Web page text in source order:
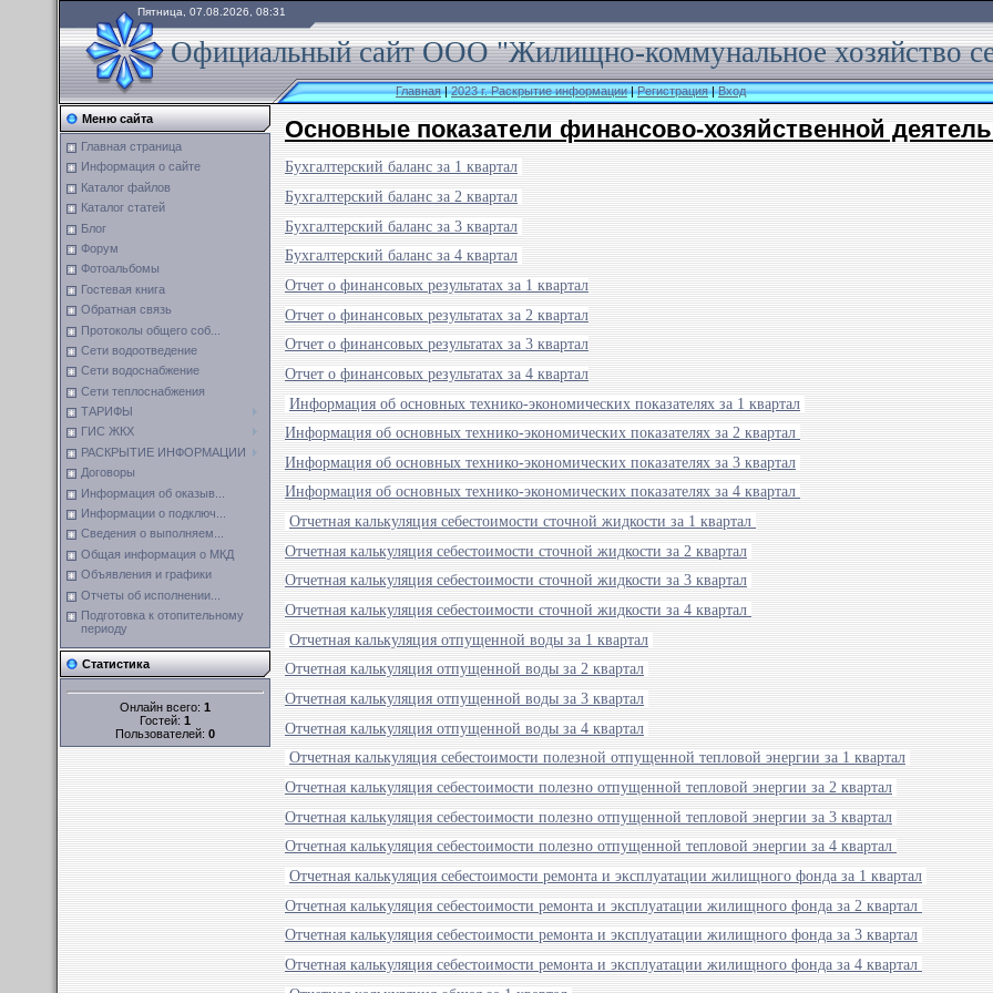
Пятница, 07.08.2026, 08:31
Официальный сайт ООО "Жилищно-коммунальное хозяйство
Главная|2023 г. Раскрытие информации|Регистрация|Вход
Меню сайта
Главная страница
Информация о сайте
Каталог файлов
Каталог статей
Блог
Форум
Фотоальбомы
Гостевая книга
Обратная связь
Протоколы общего соб...
Сети водоотведение
Сети водоснабжение
Сети теплоснабжения
ТАРИФЫ
ГИС ЖКХ
РАСКРЫТИЕ ИНФОРМАЦИИ
Договоры
Информация об оказыв...
Информации о подключ...
Сведения о выполняем...
Общая информация о МКД
Объявления и графики
Отчеты об исполнении...
Подготовка к отопительному
периоду
Статистика
Онлайн всего: 1
Гостей: 1
Пользователей: 0
Основные показатели финансово-хозяйственной
Бухгалтерский баланс за 1 квартал
Бухгалтерский баланс за 2 квартал
Бухгалтерский баланс за 3 квартал
Бухгалтерский баланс за 4 квартал
Отчет о финансовых результатах за 1 квартал
Отчет о финансовых результатах за 2 квартал
Отчет о финансовых результатах за 3 квартал
Отчет о финансовых результатах за 4 квартал
Информация об основных технико-экономических показателях за 1 квартал
Информация об основных технико-экономических показателях за 2 квартал
Информация об основных технико-экономических показателях за 3 квартал
Информация об основных технико-экономических показателях за 4 квартал
Отчетная калькуляция себестоимости сточной жидкости за 1 квартал
Отчетная калькуляция себестоимости сточной жидкости за 2 квартал
Отчетная калькуляция себестоимости сточной жидкости за 3 квартал
Отчетная калькуляция себестоимости сточной жидкости за 4 квартал
Отчетная калькуляция отпущенной воды за 1 квартал
Отчетная калькуляция отпущенной воды за 2 квартал
Отчетная калькуляция отпущенной воды за 3 квартал
Отчетная калькуляция отпущенной воды за 4 квартал
Отчетная калькуляция себестоимости полезной отпущенной тепловой энергии за 1 квартал
Отчетная калькуляция себестоимости полезно отпущенной тепловой энергии за 2 квартал
Отчетная калькуляция себестоимости полезно отпущенной тепловой энергии за 3 квартал
Отчетная калькуляция себестоимости полезно отпущенной тепловой энергии за 4 квартал
Отчетная калькуляция себестоимости ремонта и эксплуатации жилищного фонда за 1 квартал
Отчетная калькуляция себестоимости ремонта и эксплуатации жилищного фонда за 2 квартал
Отчетная калькуляция себестоимости ремонта и эксплуатации жилищного фонда за 3 квартал
Отчетная калькуляция себестоимости ремонта и эксплуатации жилищного фонда за 4 квартал